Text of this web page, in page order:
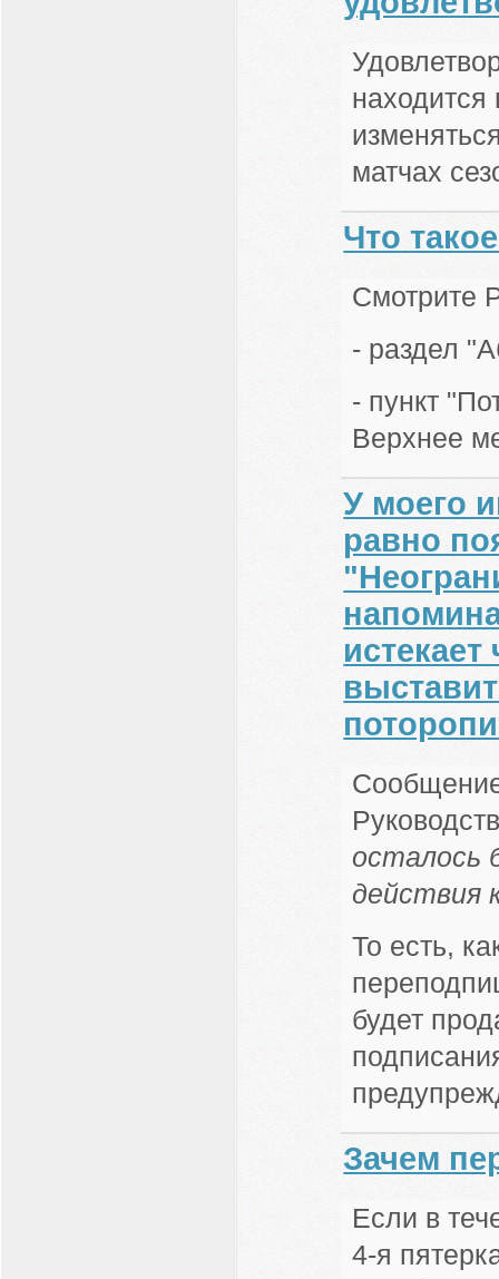
находится
матчах
Что
Смотрите
- раздел
- пункт
Верхнее
У моего
равно
осталось
действия
То есть,
будет
Зачем
Если в
4-я